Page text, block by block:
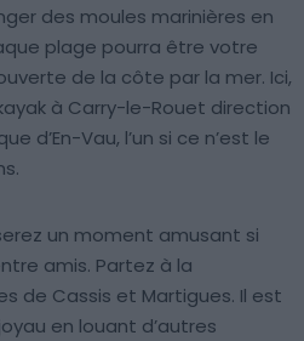
des moules marinières en
plage pourra être votre
de la côte par la mer. Ici,
à Carry-le-Rouet direction
d’En-Vau, l’un si ce n’est le
un moment amusant si
amis. Partez à la
de Cassis et Martigues. Il est
en louant d’autres